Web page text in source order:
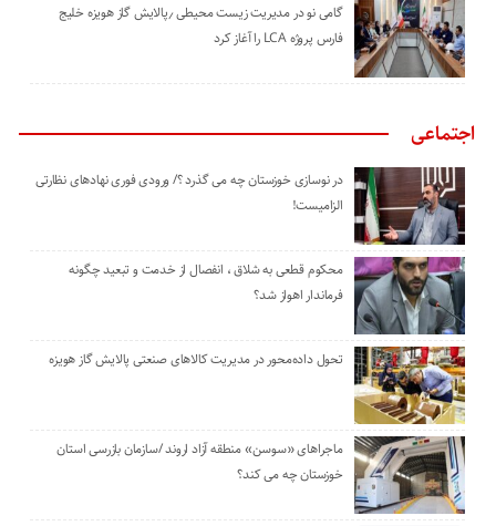
گامی نو در مدیریت زیست ‌محیطی ٫پالایش گاز هویزه خلیج
‌فارس پروژه LCA را آغاز کرد
اجتماعی
در نوسازی خوزستان چه می گذرد ؟/ ورودی فوری نهادهای نظارتی
الزامیست!
محکوم قطعی به شلاق ، انفصال از خدمت و تبعید چگونه
فرماندار اهواز شد؟
تحول داده‌محور در مدیریت کالاهای صنعتی پالایش گاز هویزه
ماجراهای «سوسن» منطقه آزاد اروند /سازمان بازرسی استان
خوزستان چه می کند؟